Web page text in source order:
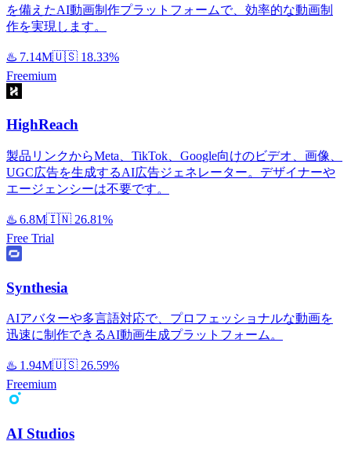
を備えたAI動画制作プラットフォームで、効率的な動画制
作を実現します。
♨️ 7.14M🇺🇸 18.33%
Freemium
HighReach
製品リンクからMeta、TikTok、Google向けのビデオ、画像、
UGC広告を生成するAI広告ジェネレーター。デザイナーや
エージェンシーは不要です。
♨️ 6.8M🇮🇳 26.81%
Free Trial
Synthesia
AIアバターや多言語対応で、プロフェッショナルな動画を
迅速に制作できるAI動画生成プラットフォーム。
♨️ 1.94M🇺🇸 26.59%
Freemium
AI Studios